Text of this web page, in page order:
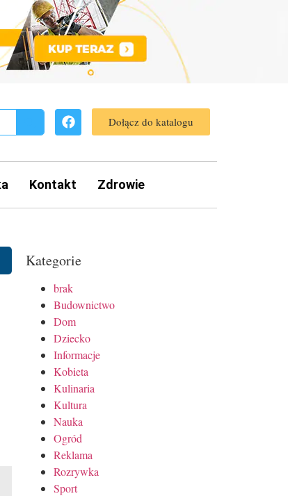
Dołącz do katalogu
Kontakt Zdrowie
Kategorie
brak
Budownictwo
Dom
Dziecko
Informacje
Kobieta
Kulinaria
Kultura
Nauka
Ogród
Reklama
Rozrywka
Sport